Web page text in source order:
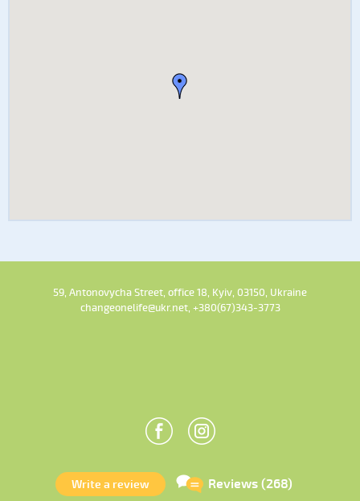
59, Antonovycha Street, office 18, Kyiv, 03150, Ukraine
changeonelife@ukr.net, +380(67)343-3773
Write a review Reviews (268)